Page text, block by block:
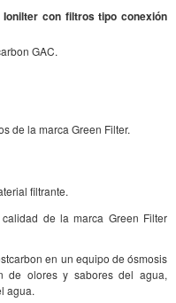
con filtros tipo conexión
GAC.
de la marca Green Filter.
filtrante.
de la marca Green Filter
en un equipo de ósmosis
de olores y sabores del agua,
agua.